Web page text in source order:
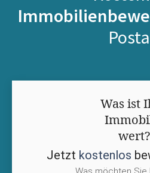
Was ist
wert?
Jetzt kostenlos